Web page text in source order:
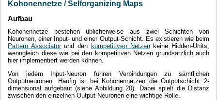
Kohonennetze / Selforganizing Maps
Aufbau
Kohonennetze bestehen üblicherweise aus zwei Schichten von
Neuronen, einer Input- und einer Output-Schicht. Es existieren wie beim
Pattern Associatorund den kompetitiven Netzenkeine Hidden-Units,
wenngleich diese wie bei den kompetitiven Netzen grundsätzlich auch
hier implementiert werden können.
Von jedem Input-Neuron führen Verbindungen zu sämtlichen
Outputneuronen. Häufig ist bei Kohonennetzen die Outputschicht 2-
dimensional aufgebaut (siehe Abbildung 20). Dabei spielt die Distanz
zwischen den einzelnen Output-Neuronen eine wichtige Rolle.